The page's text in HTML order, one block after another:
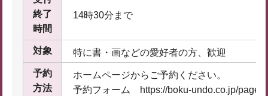
終了
時間
14時30分まで
対象 特に書・画などの愛好者の方、歓迎
予約
方法
ホームページからご予約ください。
予約フォーム https://boku-undo.co.jp/